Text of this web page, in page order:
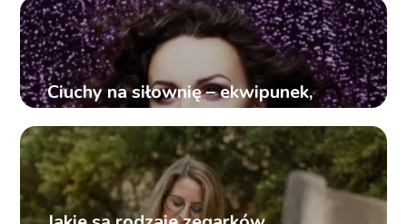
Ciuchy na siłownię – ekwipunek,
który zawsze warto mieć przy sobie